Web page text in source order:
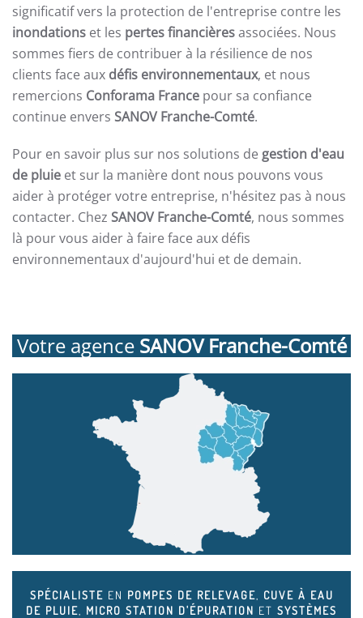
significatif vers la protection de l'entreprise contre les
inondations et les pertes financièresassociées. Nous
sommes fiers de contribuer à la résilience de nos
clients face aux défis environnementaux, et nous
remercions Conforama France pour sa confiance
continue envers SANOV Franche-Comté.
Pour en savoir plus sur nos solutions de gestion d'eau
de pluie et sur la manière dont nous pouvons vous
aider à protéger votre entreprise, n'hésitez pas à nous
contacter. Chez SANOV Franche-Comté, nous sommes
là pour vous aider à faire face aux défis
environnementaux d'aujourd'hui et de demain.
Votre agenceSANOV Franche-Comté
SPÉCIALISTE EN POMPES DE RELEVAGE
CUVE À EAU
DE PLUIE
MICRO STATION D'ÉPURATION ET SYSTÈMES